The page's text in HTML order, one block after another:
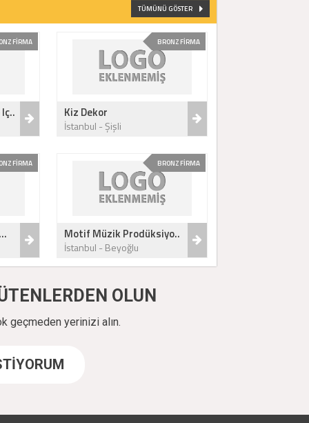
TÜMÜNÜ GÖSTER
FİRMA BRONZ FİRMA
Kiz Dekor
İstanbul - Şişli
FİRMA BRONZ FİRMA
Motif Müzik Prodüksiyo..
İstanbul - Beyoğlu
OLUN
geçmeden yerinizi alın.